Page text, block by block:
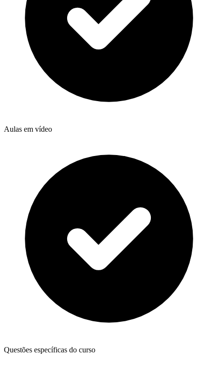
Aulas em vídeo
Questões específicas do curso